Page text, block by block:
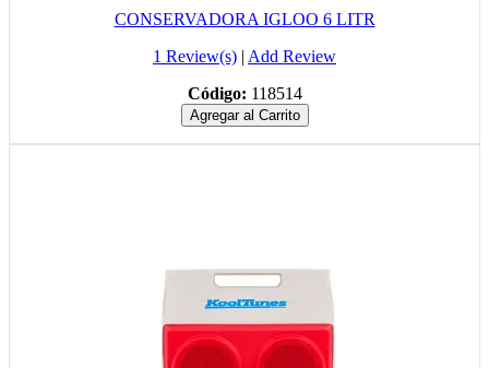
CONSERVADORA IGLOO 6 LITR
1 Review(s) | Add Review
Código: 118514
Agregar al Carrito